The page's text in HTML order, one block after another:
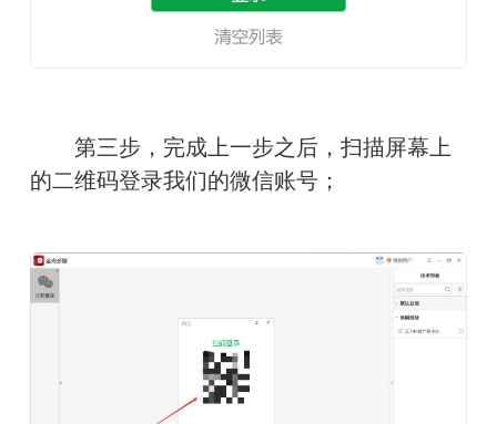
第三步，完成上一步之后，扫描屏幕上
的二维码登录我们的微信账号；